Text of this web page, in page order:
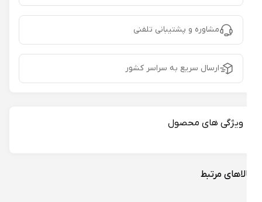
مشاوره و پشتیبانی تلفنی
ارسال سریع به سراسر کشور
ویژگی های محصول
مرتبط